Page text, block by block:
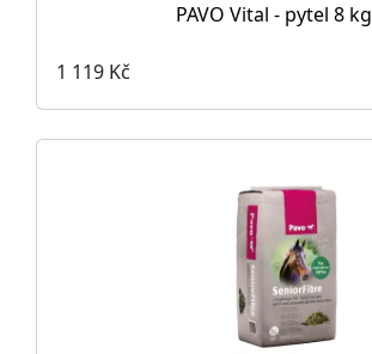
PAVO Vital - pytel 8 kg
1 119 Kč